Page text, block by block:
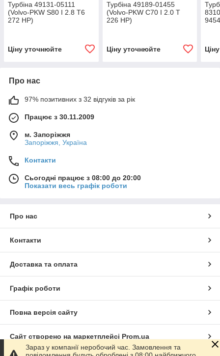
Турбіна 49131-05111
(Volvo-PKW S80 I 2.8 T6
272 HP)
Ціну уточнюйте
Турбіна 49189-01455
(Volvo-PKW C70 I 2.0 T
226 HP)
Ціну уточнюйте
Про нас
97% позитивних з 32 відгуків за рік
Працює з 30.11.2009
м. Запоріжжя
Запоріжжя, Україна
Контакти
Сьогодні працює з 08:00 до 20:00
Показати весь графік роботи
Про нас
Контакти
Доставка та оплата
Графік роботи
Повна версія сайту
Сайт створено на маркетплейсі Prom.ua
Зараз у компанії неробочий час. Замовлення та